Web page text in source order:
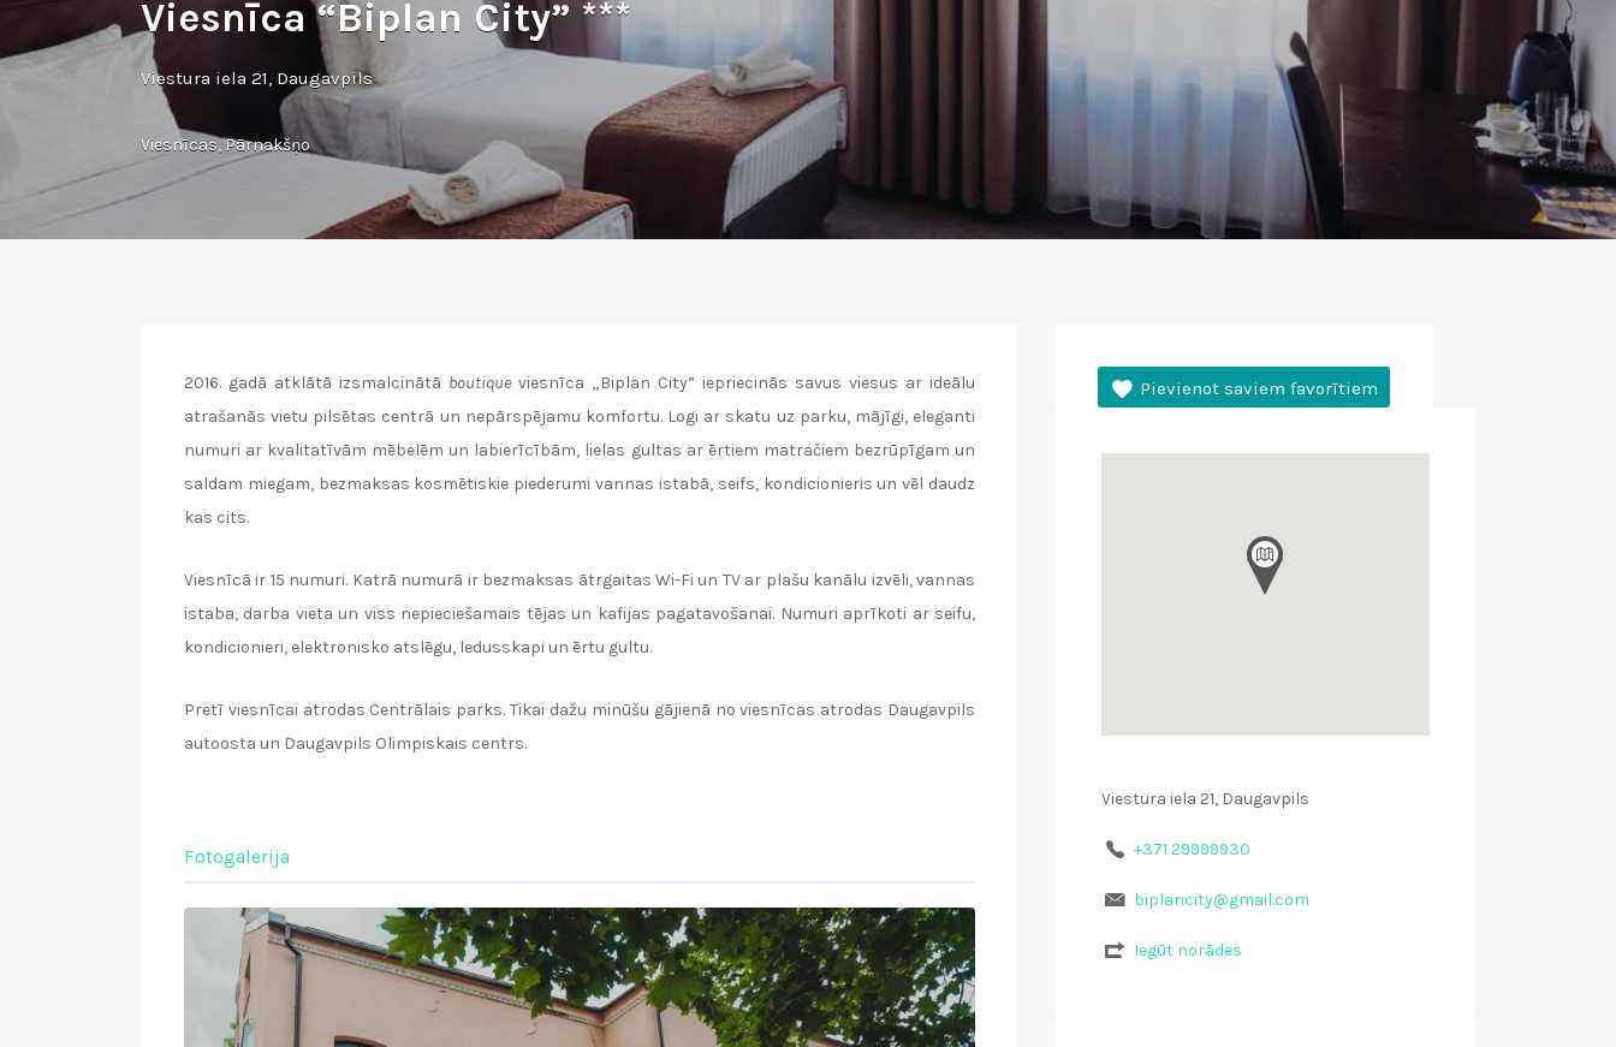
Viesnīca “Biplan City” ***
Viestura iela 21, Daugavpils
Viesnīcas,Pārnakšņo
2016. gadā atklātā izsmalcinātā boutique viesnīca „Biplan City” iepriecinās savus viesus ar ideālu
atrašanās vietu pilsētas centrā un nepārspējamu komfortu. Logi ar skatu uz parku, mājīgi, eleganti
numuri ar kvalitatīvām mēbelēm un labierīcībām, lielas gultas ar ērtiem matračiem bezrūpīgam un
saldam miegam, bezmaksas kosmētiskie piederumi vannas istabā, seifs, kondicionieris un vēl daudz
kas cits.
Viesnīcā ir 15 numuri. Katrā numurā ir bezmaksas ātrgaitas Wi-Fi un TV ar plašu kanālu izvēli, vannas
istaba, darba vieta un viss nepieciešamais tējas un kafijas pagatavošanai. Numuri aprīkoti ar seifu,
kondicionieri, elektronisko atslēgu, ledusskapi un ērtu gultu.
Pretī viesnīcai atrodas Centrālais parks. Tikai dažu minūšu gājienā no viesnīcas atrodas Daugavpils
autoosta un Daugavpils Olimpiskais centrs.
Fotogalerija
Viestura iela 21, Daugavpils
+371 29999930
biplancity@gmail.com
Iegūt norādes